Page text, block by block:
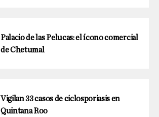
Palacio de las Pelucas: el ícono comercial
de Chetumal
Vigilan 33 casos de ciclosporiasis en
Quintana Roo